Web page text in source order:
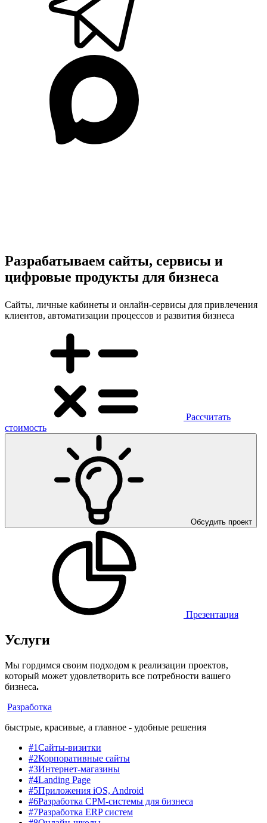
Разрабатываем сайты, сервисы и
цифровые продукты для бизнеса
Cайты, личные кабинеты и онлайн-сервисы для привлечения
клиентов, автоматизации процессов и развития бизнеса
Рассчитать
стоимость
Обсудить проект
Презентация
Услуги
Мы гордимся своим подходом к реализации проектов,
который может удовлетворить все потребности вашего
бизнеса.
Разработка
быстрые, красивые, а главное - удобные решения
#1Сайты-визитки
#2Корпоративные сайты
#3Интернет-магазины
#4Landing Page
#5Приложения iOS, Android
#6Разработка СРМ-системы для бизнеса
#7Разработка ERP систем